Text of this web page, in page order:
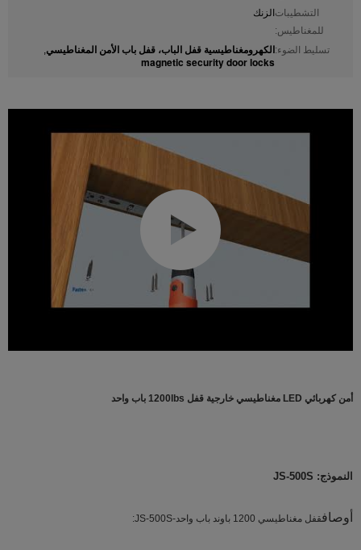
التشطيبات
للمغناطيس:
الزنك
تسليط الضوء:الكهرومغناطيسية قفل الباب، قفل باب الأمن المغناطيسي,
magnetic security door locks
أمن كهربائي LED مغناطيسي خارجية قفل 1200lbs باب واحد
النموذج: JS-500S
أوصافقفل مغناطيسي 1200 باوند باب واحد-JS-500S: